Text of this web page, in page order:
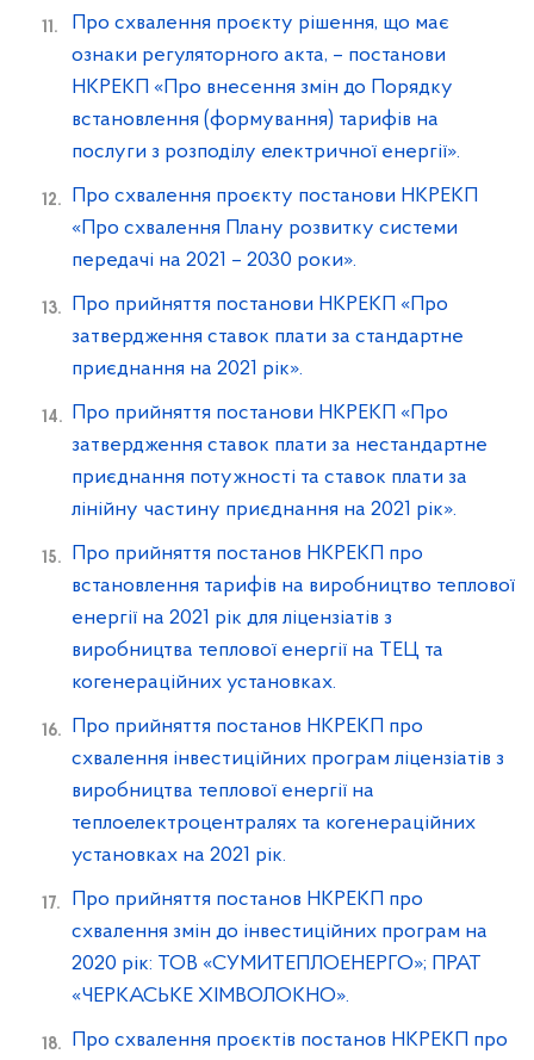
Про схвалення проєкту рішення, що має
ознаки регуляторного акта, – постанови
НКРЕКП «Про внесення змін до Порядку
встановлення (формування) тарифів на
послуги з розподілу електричної енергії».
Про схвалення проєкту постанови НКРЕКП
«Про схвалення Плану розвитку системи
передачі на 2021 – 2030 роки».
Про прийняття постанови НКРЕКП «Про
затвердження ставок плати за стандартне
приєднання на 2021 рік».
Про прийняття постанови НКРЕКП «Про
затвердження ставок плати за нестандартне
приєднання потужності та ставок плати за
лінійну частину приєднання на 2021 рік».
Про прийняття постанов НКРЕКП про
встановлення тарифів на виробництво теплової
енергії на 2021 рік для ліцензіатів з
виробництва теплової енергії на ТЕЦ та
когенераційних установках.
Про прийняття постанов НКРЕКП про
схвалення інвестиційних програм ліцензіатів з
виробництва теплової енергії на
теплоелектроцентралях та когенераційних
установках на 2021 рік.
Про прийняття постанов НКРЕКП про
схвалення змін до інвестиційних програм на
2020 рік: ТОВ «СУМИТЕПЛОЕНЕРГО»; ПРАТ
«ЧЕРКАСЬКЕ ХІМВОЛОКНО».
Про схвалення проєктів постанов НКРЕКП про